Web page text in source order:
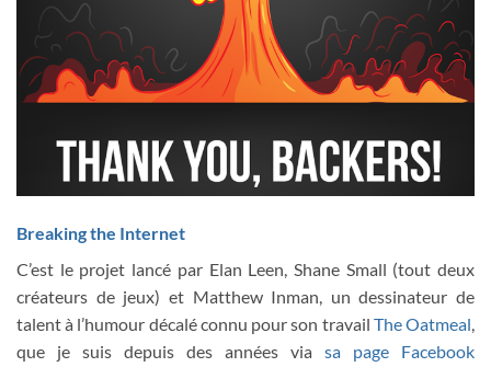
Breaking the Internet
C’est le projet lancé par Elan Leen, Shane Small (tout deux
créateurs de jeux) et Matthew Inman, un dessinateur de
talent à l’humour décalé connu pour son travail The Oatmeal,
que je suis depuis des années via sa page Facebook